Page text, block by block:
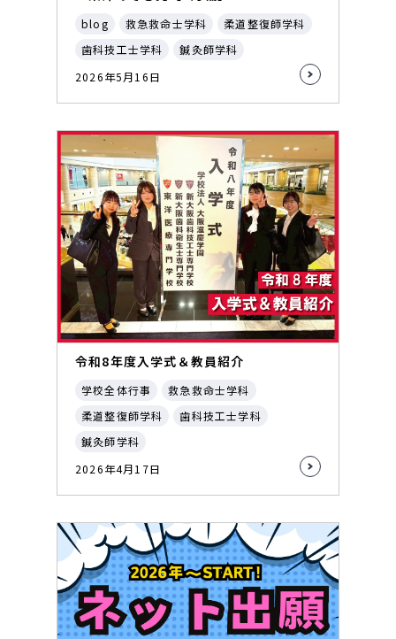
blog 救急救命士学科
柔道整復師学科
歯科技工士学科
鍼灸師学科
2026年5月16日
令和8年度入学式＆教員紹介
学校全体行事
救急救命士学科
柔道整復師学科
歯科技工士学科
鍼灸師学科
2026年4月17日